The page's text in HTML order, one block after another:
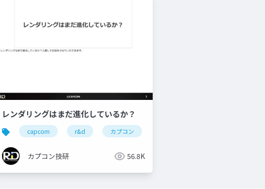
カプコン技研 re engine re:2023
レンダリングはまだ進化しているか？
capcom r&d カプコン
カプコン技研 56.8K